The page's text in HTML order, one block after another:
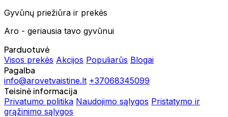
Gyvūnų priežiūra ir prekės
Aro - geriausia tavo gyvūnui
Parduotuvė
Visos prekės Akcijos Populiarūs Blogai
Pagalba
info@arovetvaistine.lt +37068345099
Teisinė informacija
Privatumo politika Naudojimo sąlygos Pristatymo ir
grąžinimo sąlygos